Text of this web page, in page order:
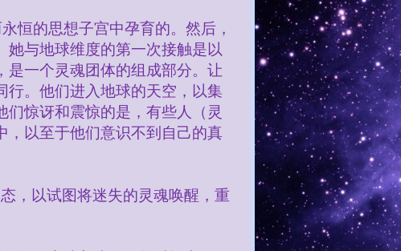
恒的思想子宫中孕育的。然后，
与地球维度的第一次接触是以
是一个灵魂团体的组成部分。让
行。他们进入地球的天空，以集
惊讶和震惊的是，有些人（灵
，以至于他们意识不到自己的真
，以试图将迷失的灵魂唤醒，重